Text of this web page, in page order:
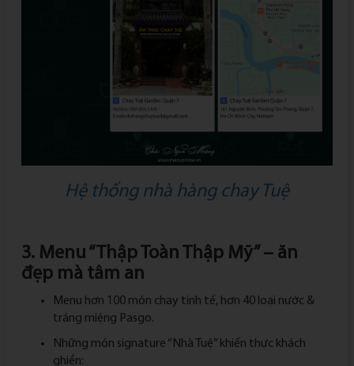
Hệ thống nhà hàng chay Tuệ
3. Menu “Thập Toàn Thập Mỹ” – ăn
đẹp mà tâm an
Menu hơn 100 món chay tinh tế, hơn 40 loại nước &
tráng miệng Pasgo.
Những món signature “Nhà Tuệ” khiến thực khách
ghiền: